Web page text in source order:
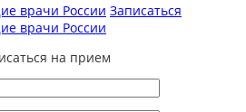
врачи России Записаться
врачи России
на прием